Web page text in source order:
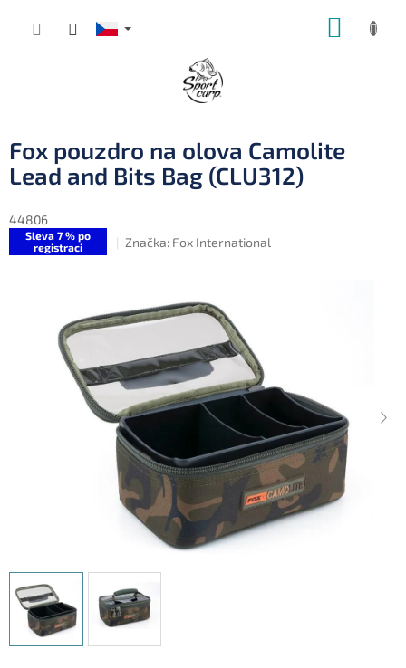
Fox pouzdro na olova Camolite
Lead and Bits Bag (CLU312)
44806
Sleva 7 % po
registraci
Značka: Fox International